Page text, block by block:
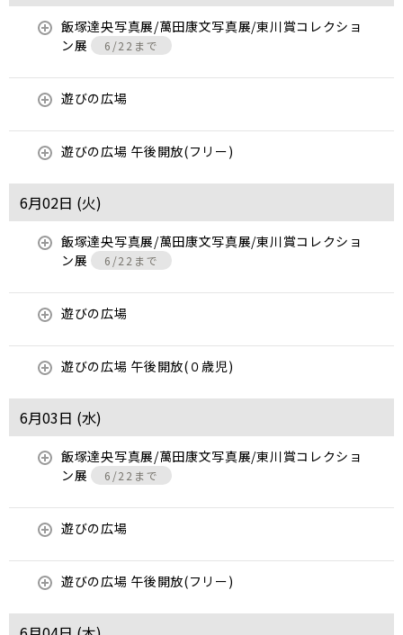
飯塚達央写真展/萬田康文写真展/東川賞コレクショ
ン展
6/22まで
遊びの広場
遊びの広場 午後開放(フリー)
6月02日 (火)
飯塚達央写真展/萬田康文写真展/東川賞コレクショ
ン展
6/22まで
遊びの広場
遊びの広場 午後開放(０歳児)
6月03日 (水)
飯塚達央写真展/萬田康文写真展/東川賞コレクショ
ン展
6/22まで
遊びの広場
遊びの広場 午後開放(フリー)